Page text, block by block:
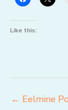
Like this:
← Eelmine